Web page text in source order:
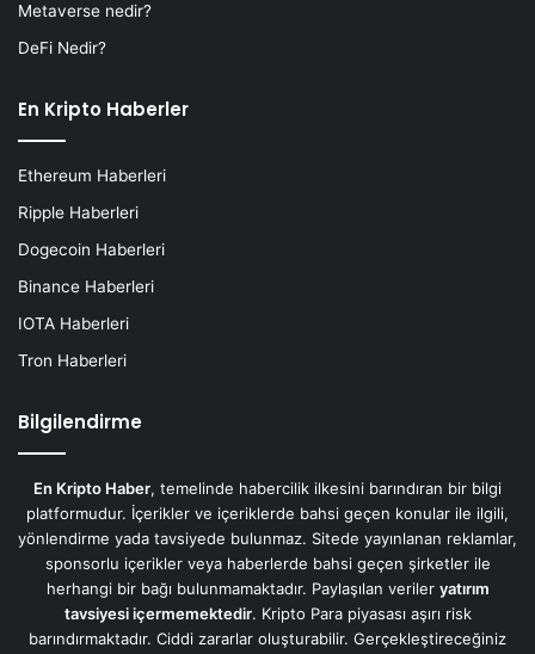
Metaverse nedir?
DeFi Nedir?
En Kripto Haberler
Ethereum Haberleri
Ripple Haberleri
Dogecoin Haberleri
Binance Haberleri
IOTA Haberleri
Tron Haberleri
Bilgilendirme
En Kripto Haber, temelinde habercilik ilkesini barındıran bir bilgi
platformudur. İçerikler ve içeriklerde bahsi geçen konular ile ilgili,
yönlendirme yada tavsiyede bulunmaz. Sitede yayınlanan reklamlar,
sponsorlu içerikler veya haberlerde bahsi geçen şirketler ile
herhangi bir bağı bulunmamaktadır. Paylaşılan veriler yatırım
tavsiyesi içermemektedir. Kripto Para piyasası aşırı risk
barındırmaktadır. Ciddi zararlar oluşturabilir. Gerçekleştireceğiniz